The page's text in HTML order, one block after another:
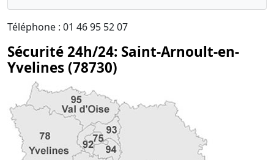
Téléphone : 01 46 95 52 07
Sécurité 24h/24: Saint-Arnoult-en-
Yvelines (78730)